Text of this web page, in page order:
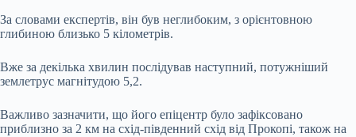
За словами експертів, він був неглибоким, з орієнтовною
глибиною близько 5 кілометрів.
Вже за декілька хвилин послідував наступний, потужніший
землетрус магнітудою 5,2.
Важливо зазначити, що його епіцентр було зафіксовано
приблизно за 2 км на схід-південний схід від Прокопі, також на